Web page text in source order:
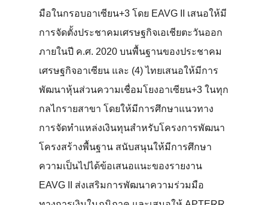
มือในกรอบอาเซียน+3 โดย EAVG II เสนอให้มี
การจัดตั้งประชาคมเศรษฐกิจเอเชียตะวันออก
ภายในปี ค.ศ. 2020 บนพื้นฐานของประชาคม
เศรษฐกิจอาเซียน และ (4) ไทยเสนอให้มีการ
พัฒนาหุ้นส่วนความเชื่อมโยงอาเซียน+3 ในทุก
กลไกรายสาขา โดยให้มีการศึกษาแนวทาง
การจัดทำแหล่งเงินทุนสำหรับโครงการพัฒนา
โครงสร้างพื้นฐาน สนับสนุนให้มีการศึกษา
ความเป็นไปได้ข้อเสนอแนะของรายงาน
EAVG II ส่งเสริมการพัฒนาความร่วมมือ